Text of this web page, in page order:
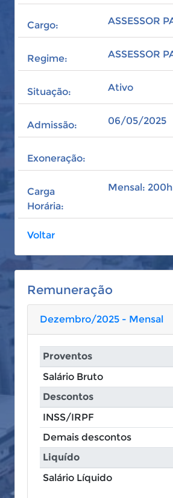
Cargo: ASSESSOR
Regime: ASSESSOR
Situação: Ativo
Admissão: 06/05/2025
Exoneração:
Carga
Horária:
Mensal:
Voltar
Remuneração
Dezembro/2025 - Mensal
Proventos
Salário Bruto
Descontos
INSS/IRPF
Demais descontos
Liquído
Salário Líquido